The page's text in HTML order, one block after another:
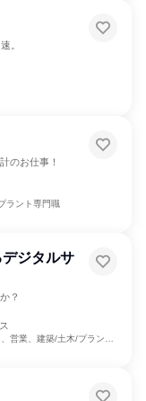
。
のお仕事！
ラント専門職
ジタルサ
？
/土木/プラント専門職、製造・生産工程